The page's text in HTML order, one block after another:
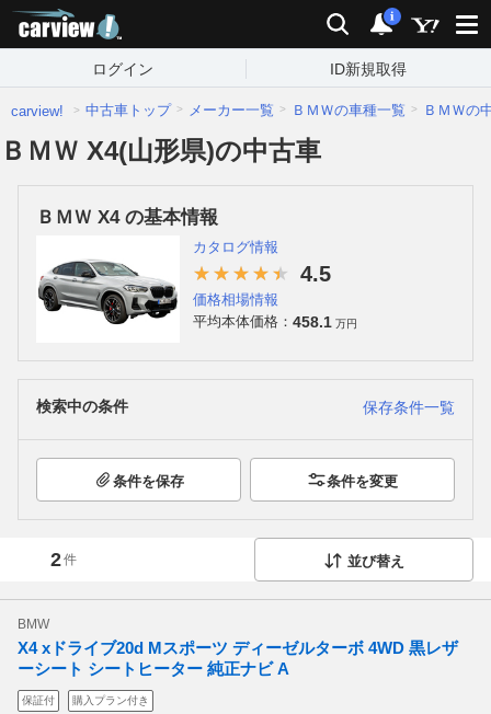
検索 通知
i
ログイン ID新規取得
carview! 中古車トップ メーカー一覧 ＢＭＷの車種一覧 ＢＭＷの
ＢＭＷ X4(山形県)の中古車
ＢＭＷ X4 の基本情報
カタログ情報
4.5
価格相場情報
平均本体価格： 458.1 万円
検索中の条件 保存条件一覧
条件を保存 条件を変更
2件 並び替え
BMW
X4 xドライブ20d Mスポーツ ディーゼルターボ 4WD 黒レザ
ーシート シートヒーター 純正ナビ A
保証付 購入プラン付き